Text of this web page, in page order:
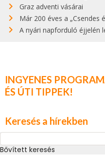
Graz adventi vásárai
Már 200 éves a „Csendes
A nyári napforduló éjjelén
INGYENES
ÉS ÚTI TIPPEK!
Keresés a hírekben
Bővített keresés